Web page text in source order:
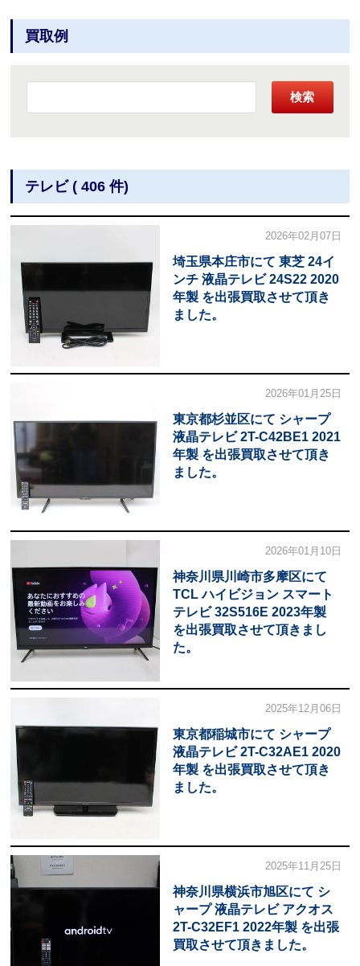
買取例
検索
テレビ ( 406 件)
2026年02月07日
埼玉県本庄市にて 東芝 24イ
ンチ 液晶テレビ 24S22 2020
年製 を出張買取させて頂き
ました。
2026年01月25日
東京都杉並区にて シャープ
液晶テレビ 2T-C42BE1 2021
年製 を出張買取させて頂き
ました。
2026年01月10日
神奈川県川崎市多摩区にて
TCL ハイビジョン スマート
テレビ 32S516E 2023年製
を出張買取させて頂きまし
た。
2025年12月06日
東京都稲城市にて シャープ
液晶テレビ 2T-C32AE1 2020
年製 を出張買取させて頂き
ました。
2025年11月25日
神奈川県横浜市旭区にて シ
ャープ 液晶テレビ アクオス
2T-C32EF1 2022年製 を出張
買取させて頂きました。